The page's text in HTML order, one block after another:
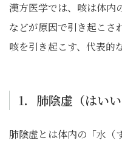
漢方医学では、咳は体内
などが原因で引き起こさ
咳を引き起こす、代表的
1．肺陰虚（はいい
肺陰虚とは体内の「水（